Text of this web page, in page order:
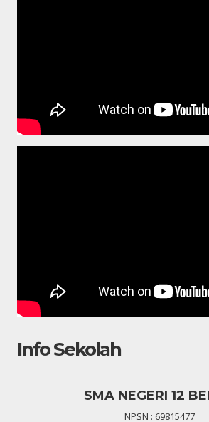
Info Sekolah
SMA NEGERI 12
NPSN : 69815477